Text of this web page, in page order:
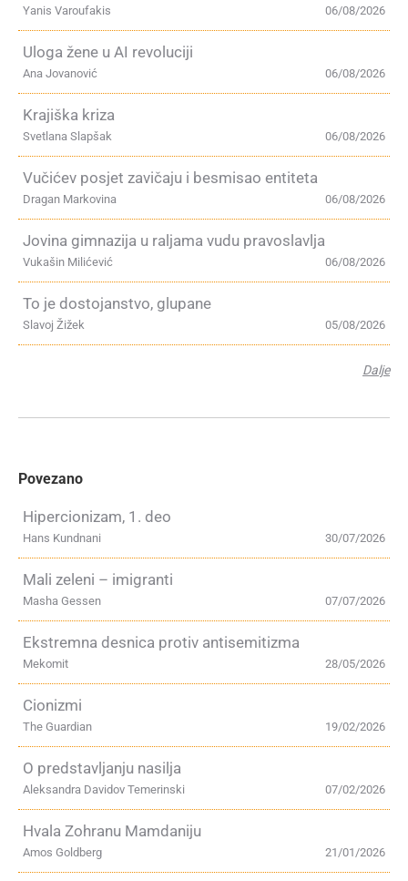
06/08/2026
Yanis Varoufakis
Uloga žene u AI revoluciji
06/08/2026
Ana Jovanović
Krajiška kriza
06/08/2026
Svetlana Slapšak
Vučićev posjet zavičaju i besmisao entiteta
06/08/2026
Dragan Markovina
Jovina gimnazija u raljama vudu pravoslavlja
06/08/2026
Vukašin Milićević
To je dostojanstvo, glupane
05/08/2026
Slavoj Žižek
Dalje
Povezano
Hipercionizam, 1. deo
30/07/2026
Hans Kundnani
Mali zeleni – imigranti
07/07/2026
Masha Gessen
Ekstremna desnica protiv antisemitizma
28/05/2026
Mekomit
Cionizmi
19/02/2026
The Guardian
O predstavljanju nasilja
07/02/2026
Aleksandra Davidov Temerinski
Hvala Zohranu Mamdaniju
21/01/2026
Amos Goldberg